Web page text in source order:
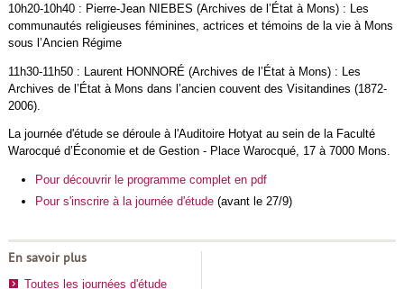
10h20-10h40 : Pierre-Jean NIEBES (Archives de l’État à Mons) : Les
communautés religieuses féminines, actrices et témoins de la vie à Mons
sous l’Ancien Régime
11h30-11h50 : Laurent HONNORÉ (Archives de l’État à Mons) : Les
Archives de l’État à Mons dans l’ancien couvent des Visitandines (1872-
2006).
La journée d'étude se déroule à l'Auditoire Hotyat au sein de la Faculté
Warocqué d’Économie et de Gestion - Place Warocqué, 17 à 7000 Mons.
Pour découvrir le programme complet en pdf
Pour s'inscrire à la journée d'étude(avant le 27/9)
En savoir plus
Toutes les journées d'étude